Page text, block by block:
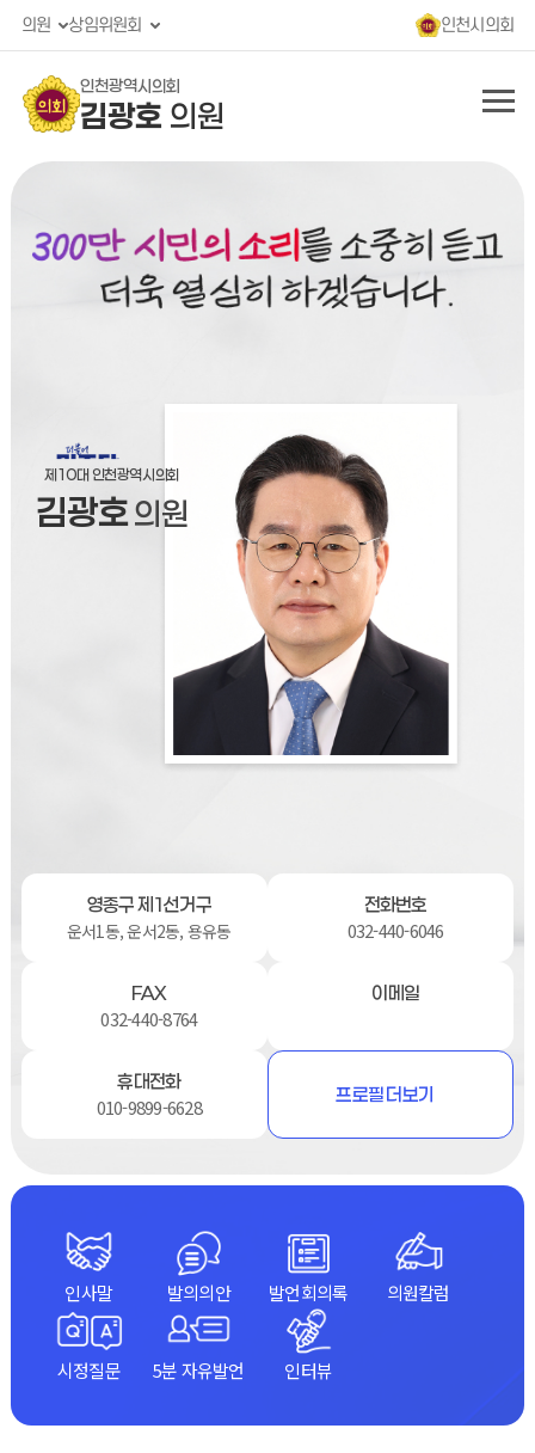
콘텐츠 바로가기
의원 상임위원회 인천시의회
인천광역시의회
김광호 의원
제10 대 인천광역시의회
김광호의원
영종구 제1선거구
운서1동, 운서2동, 용유동
전화번호
032-440-6046
FAX
032-440-8764
이메일
휴대전화
010-9899-6628 프로필 더보기
인사말 발의의안 발언회의록 의원칼럼
시정질문 5분 자유발언 인터뷰